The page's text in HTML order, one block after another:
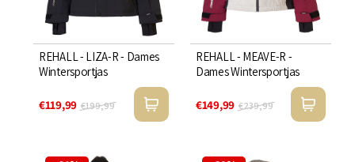
REHALL - LIZA-R - Dames
Wintersportjas
€119,99 €199,99
REHALL - MEAVE-R -
Dames Wintersportjas
€149,99 €239,99